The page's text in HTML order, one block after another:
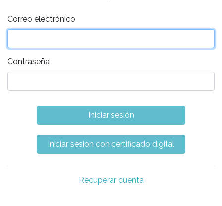
Correo electrónico
Contraseña
Recuperar cuenta